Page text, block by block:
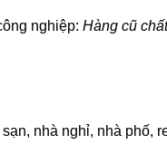
nghiệp: Hàng cũ
nhà nghỉ, nhà phố,